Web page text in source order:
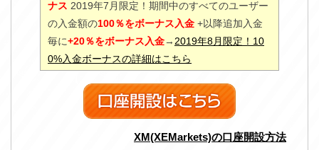
ナス 2019年7月限定！期間中のすべてのユーザー
の入金額の100％をボーナス入金 +以降追加入金
毎に+20％をボーナス入金→ 2019年8月限定！10
0%入金ボーナスの詳細はこちら
XM(XEMarkets)の口座開設方法